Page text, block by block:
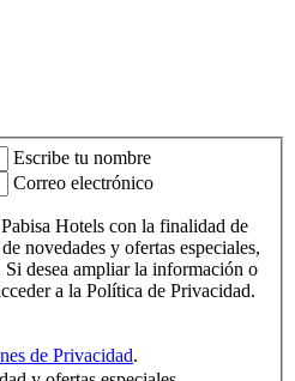
Escribe tu nombre
Correo electrónico
Hotels con la finalidad de
novedades y ofertas especiales,
Si desea ampliar la información o
a la Política de Privacidad.
de Privacidad.